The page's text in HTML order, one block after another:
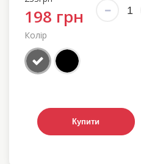
198 грн
Колір
Купити